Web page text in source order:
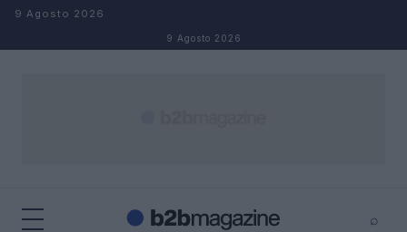
Salta al contenuto
9 Agosto 2026
9 Agosto 2026
⌕